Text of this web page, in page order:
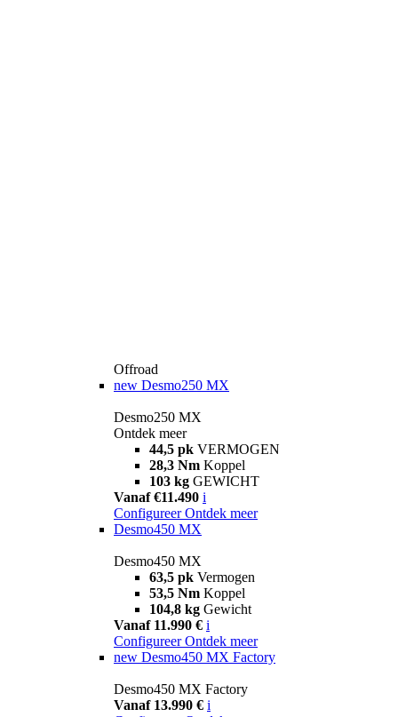
Offroad
new Desmo250 MX
Desmo250 MX
Ontdek meer
44,5 pk VERMOGEN
28,3 Nm Koppel
103 kg GEWICHT
Vanaf €11.490 i
Configureer Ontdek meer
Desmo450 MX
Desmo450 MX
63,5 pk Vermogen
53,5 Nm Koppel
104,8 kg Gewicht
Vanaf 11.990 € i
Configureer Ontdek meer
new Desmo450 MX Factory
Desmo450 MX Factory
Vanaf 13.990 € i